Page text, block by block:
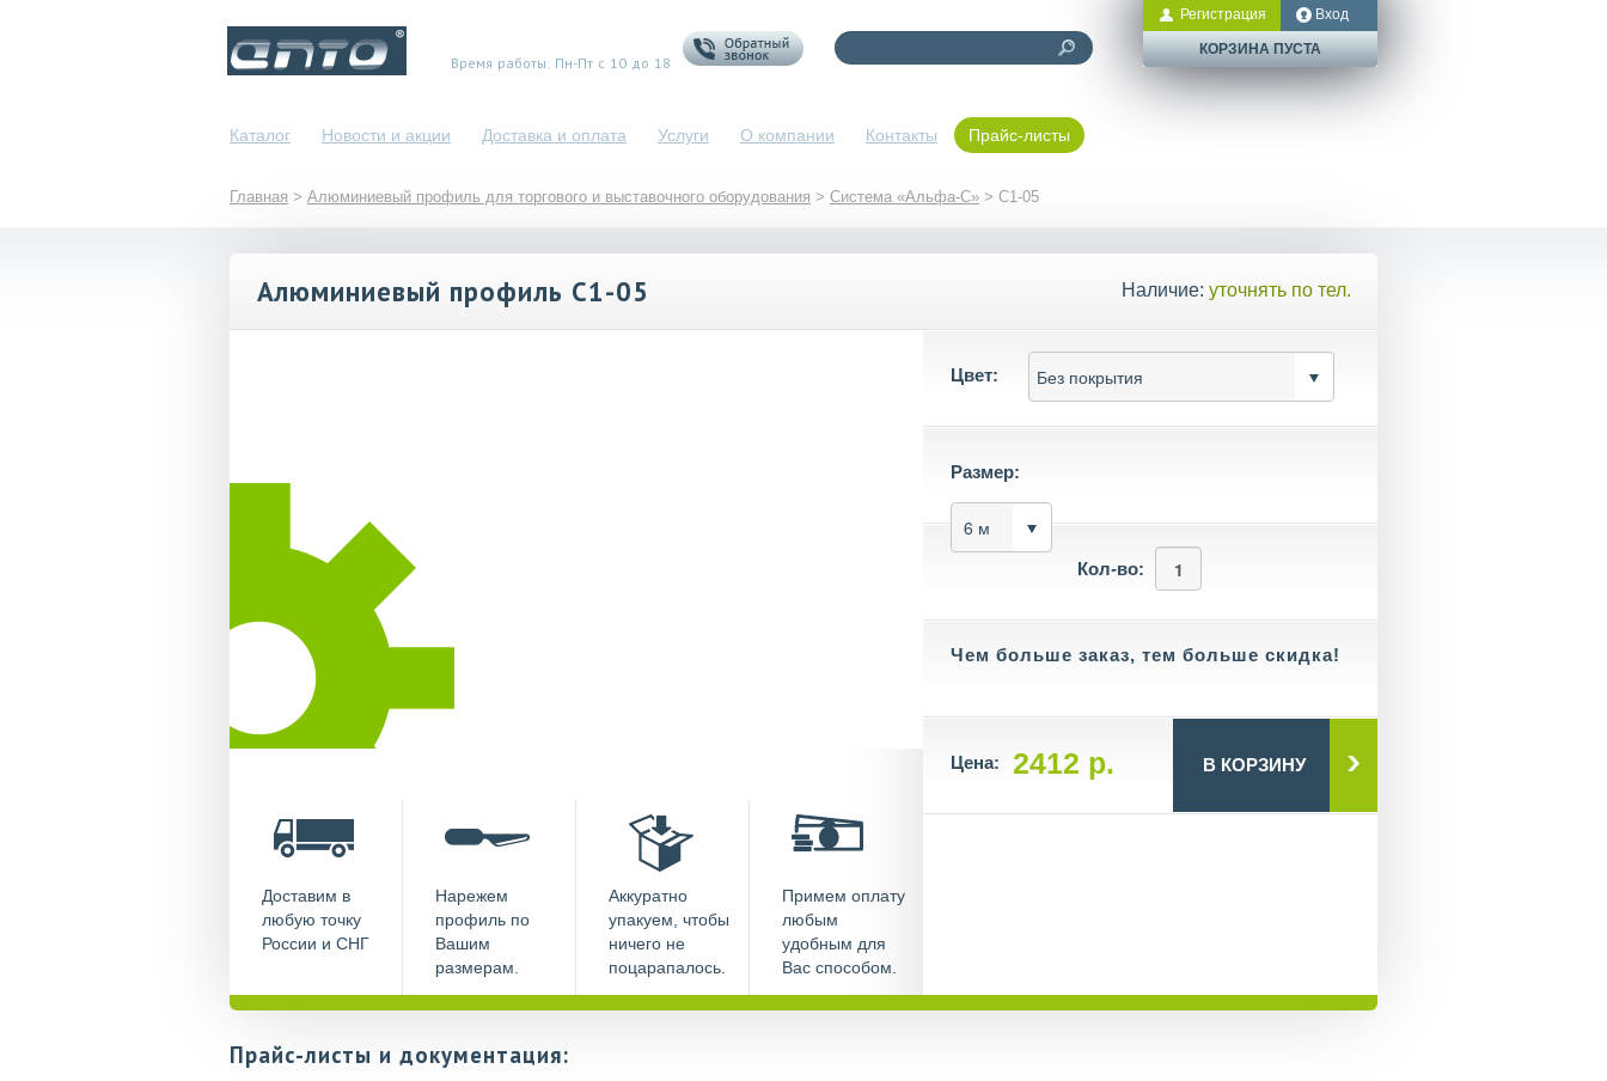
Время работы: Пн-Пт с 10 до 18
Регистрация Вход
КОРЗИНА ПУСТА
Каталог Новости и акции Доставка и оплата Услуги О компании Контакты Прайс-листы
Главная > Алюминиевый профиль для торгового и выставочного оборудования > Система «Альфа-С» > C1-05
Алюминиевый профиль C1-05 Наличие: уточнять по тел.
Доставим в
любую точку
России и СНГ
Нарежем
профиль по
Вашим
размерам.
Аккуратно
упакуем, чтобы
ничего не
поцарапалось.
Примем оплату
любым
удобным для
Вас способом.
Цвет:
Размер:
Кол-во:
Чем больше заказ, тем больше скидка!
Цена: 2412 р. В КОРЗИНУ
Прайс-листы и документация: